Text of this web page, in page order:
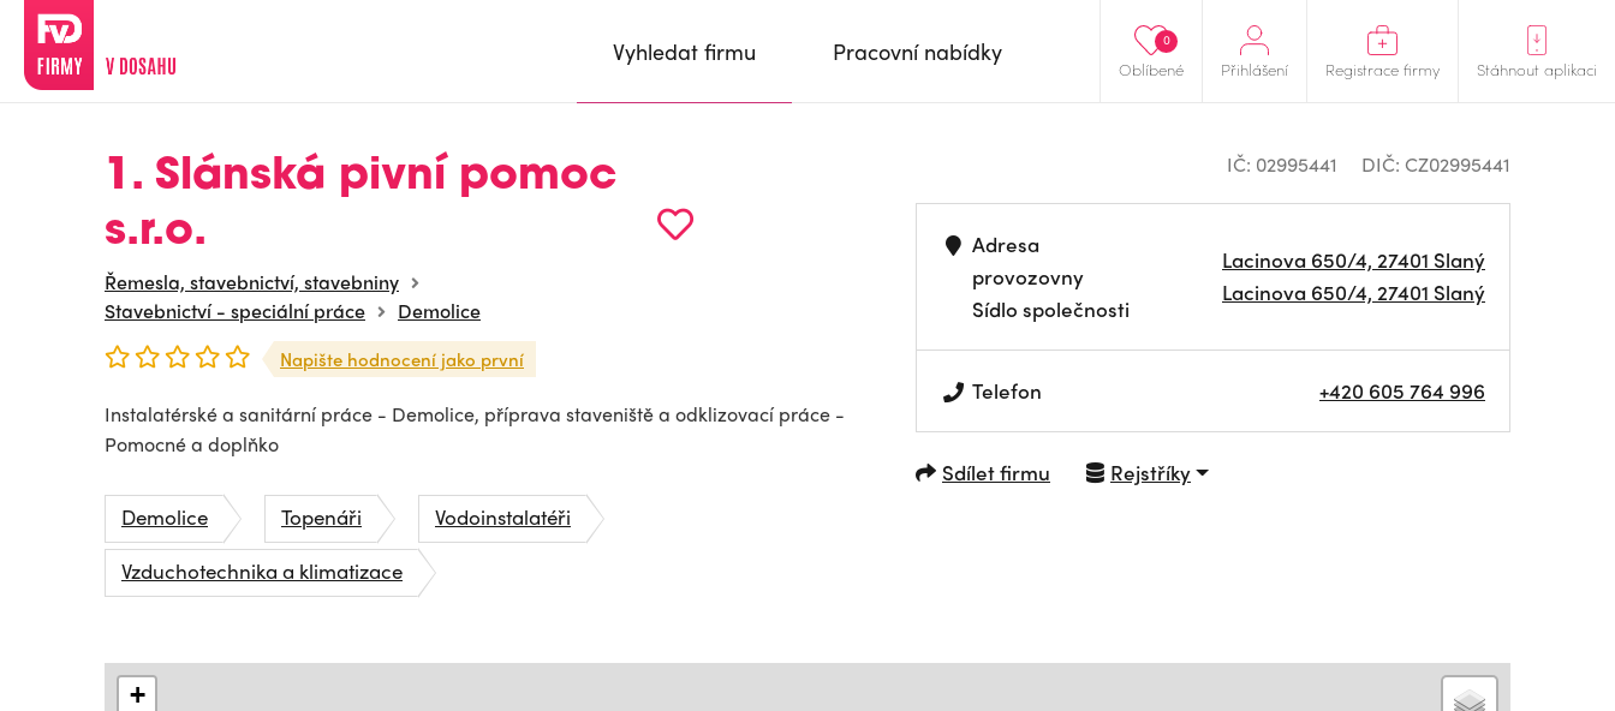
Oblíbené
0
Přihlášení Registrace firmy Stáhnout aplikaci
Vyhledat firmu Pracovní nabídky
1. Slánská pivní pomoc
s.r.o.
Řemesla, stavebnictví, stavebniny
Stavebnictví - speciální práce
Demolice
Napište hodnocení jako první
Instalatérské a sanitární práce - Demolice, příprava staveniště a odklizovací práce -
Pomocné a doplňko
Demolice Topenáři
Vodoinstalatéři
Vzduchotechnika a klimatizace
IČ: 02995441 DIČ: CZ02995441
Adresa
provozovny
Sídlo společnosti
Lacinova 650/4, 27401 Slaný
Lacinova 650/4, 27401 Slaný
Telefon +420 605 764 996
Sdílet firmu Rejstříky
+